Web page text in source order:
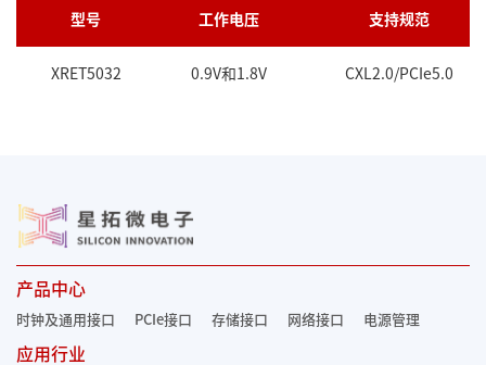
型号 工作电压 支持规范
XRET5032 0.9V和1.8V CXL2.0/PCIe5.0
产品中心
时钟及通用接口 PCIe接口 存储接口 网络接口 电源管理
应用行业